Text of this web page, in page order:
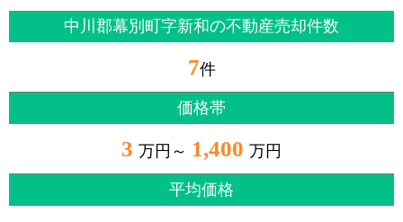
中川郡幕別町字新和の不動産売却件数
7件
価格帯
3 万円～ 1,400 万円
平均価格